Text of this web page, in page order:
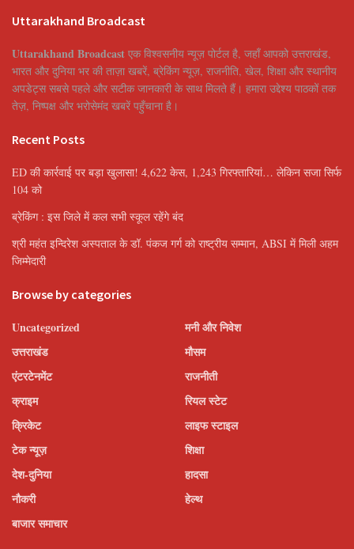
Uttarakhand Broadcast
Uttarakhand Broadcast एक विश्वसनीय न्यूज़ पोर्टल है, जहाँ आपको उत्तराखंड,
भारत और दुनिया भर की ताज़ा खबरें, ब्रेकिंग न्यूज़, राजनीति, खेल, शिक्षा और स्थानीय
अपडेट्स सबसे पहले और सटीक जानकारी के साथ मिलते हैं। हमारा उद्देश्य पाठकों तक
तेज़, निष्पक्ष और भरोसेमंद खबरें पहुँचाना है।
Recent Posts
ED की कार्रवाई पर बड़ा खुलासा! 4,622 केस, 1,243 गिरफ्तारियां… लेकिन सजा सिर्फ
104 को
ब्रेकिंग : इस जिले में कल सभी स्कूल रहेंगे बंद
श्री महंत इन्दिरेश अस्पताल के डॉ. पंकज गर्ग को राष्ट्रीय सम्मान, ABSI में मिली अहम
जिम्मेदारी
Browse by categories
Uncategorized
उत्तराखंड
एंटरटेनमेंट
क्राइम
क्रिकेट
टेक न्यूज़
देश-दुनिया
नौकरी
बाजार समाचार
मनी और निवेश
मौसम
राजनीती
रियल स्टेट
लाइफ स्टाइल
शिक्षा
हादसा
हेल्थ